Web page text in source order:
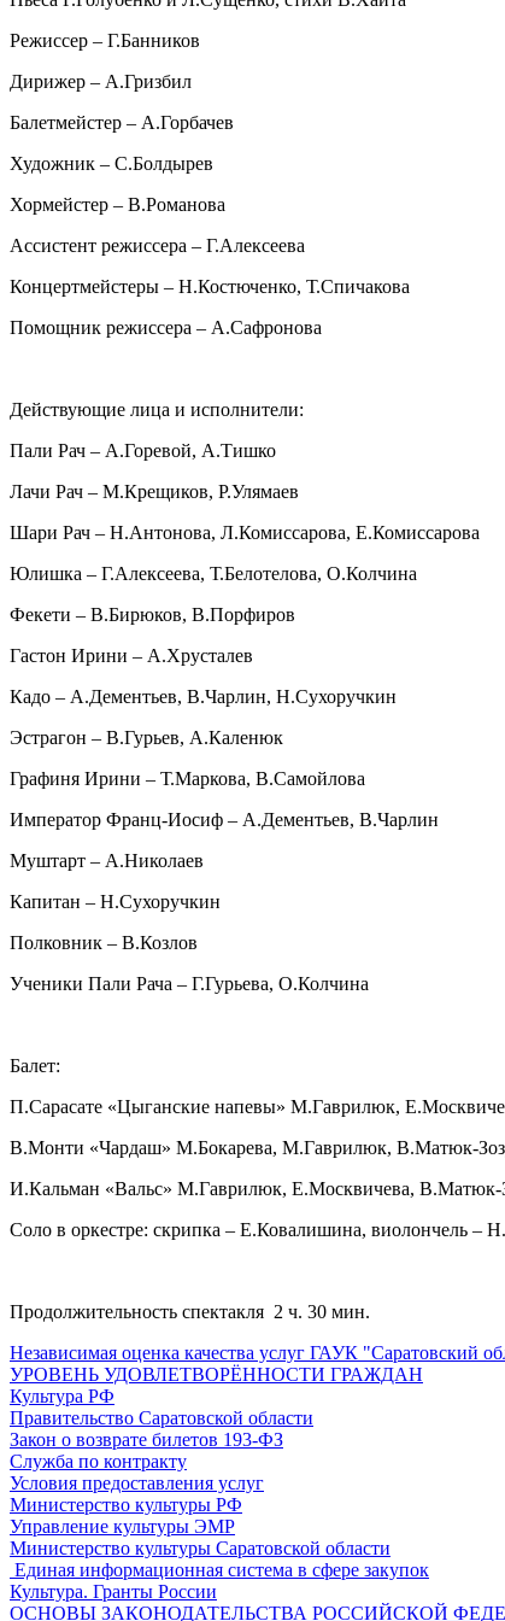
Режиссер – Г.Банников
Дирижер – А.Гризбил
Балетмейстер – А.Горбачев
Художник – С.Болдырев
Хормейстер – В.Романова
Ассистент режиссера – Г.Алексеева
Концертмейстеры – Н.Костюченко, Т.Спичакова
Помощник режиссера – А.Сафронова
Действующие лица и исполнители:
Пали Рач – А.Горевой, А.Тишко
Лачи Рач – М.Крещиков, Р.Улямаев
Шари Рач – Н.Антонова, Л.Комиссарова, Е.Комиссарова
Юлишка – Г.Алексеева, Т.Белотелова, О.Колчина
Фекети – В.Бирюков, В.Порфиров
Гастон Ирини – А.Хрусталев
Кадо – А.Дементьев, В.Чарлин, Н.Сухоручкин
Эстрагон – В.Гурьев, А.Каленюк
Графиня Ирини – Т.Маркова, В.Самойлова
Император Франц-Иосиф – А.Дементьев, В.Чарлин
Муштарт – А.Николаев
Капитан – Н.Сухоручкин
Полковник – В.Козлов
Ученики Пали Рача – Г.Гурьева, О.Колчина
Балет:
П.Сарасате «Цыганские напевы» М.Гаврилюк,
В.Монти «Чардаш» М.Бокарева, М.Гаврилюк, В.Матюк-
И.Кальман «Вальс» М.Гаврилюк, Е.Москвичева,
Соло в оркестре: скрипка – Е.Ковалишина, виолончель –
Продолжительность спектакля 2 ч. 30 мин.
Независимая оценка качества услуг ГАУК "Саратовский
УРОВЕНЬ УДОВЛЕТВОРЁННОСТИ ГРАЖДАН
Культура РФ
Правительство Саратовской области
Закон о возврате билетов 193-ФЗ
Служба по контракту
Условия предоставления услуг
Министерство культуры РФ
Управление культуры ЭМР
Министерство культуры Саратовской области
Единая информационная система в сфере закупок
Культура. Гранты России
ОСНОВЫ ЗАКОНОДАТЕЛЬСТВА РОССИЙСКОЙ